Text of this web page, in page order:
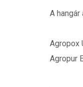
A
Agropox
Agropur